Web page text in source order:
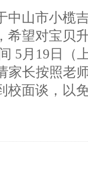
中山市小榄
希望对宝贝
5月19日（
家长按照老
校面谈，以